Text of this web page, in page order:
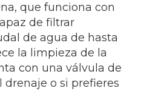
que funciona con
de filtrar
de agua de hasta
la limpieza de la
con una válvula de
o si prefieres